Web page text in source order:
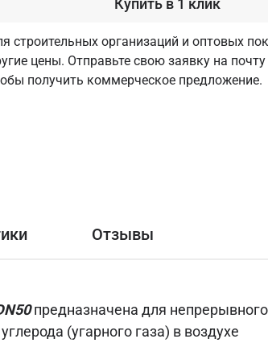
строительных организаций и оптовых
цены. Отправьте свою заявку на почту
получить коммерческое предложение.
Отзывы
предназначена для непрерывного
(угарного газа) в воздухе